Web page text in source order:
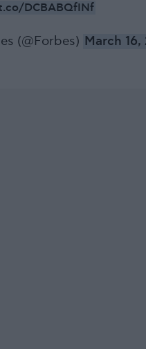
DCBABQfINf
(@Forbes) March 16,